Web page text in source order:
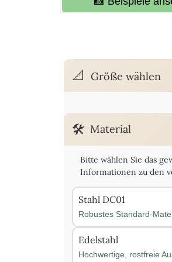
Größe wählen
Länge:
Material
Bitte wählen Sie das
Informationen zu den
Stahl DC01
Robustes Standard-
Edelstahl
Hochwertige, rostfreie